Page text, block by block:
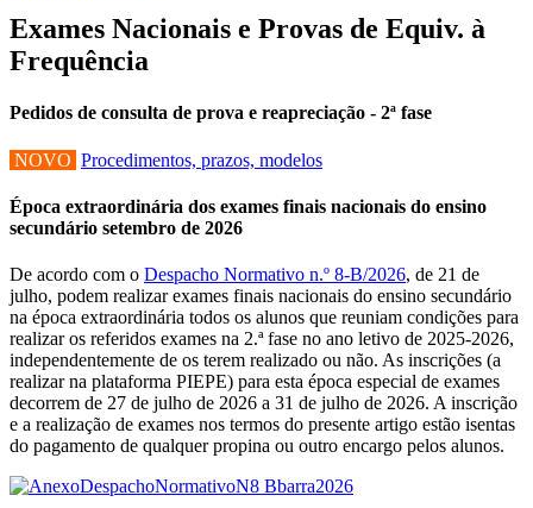
Exames Nacionais e Provas de Equiv. à
Frequência
Pedidos de consulta de prova e reapreciação - 2ª fase
NOVO Procedimentos, prazos, modelos
Época extraordinária dos exames finais nacionais do ensino
secundário setembro de 2026
De acordo com o Despacho Normativo n.º 8-B/2026, de 21 de
julho, podem realizar exames finais nacionais do ensino secundário
na época extraordinária todos os alunos que reuniam condições para
realizar os referidos exames na 2.ª fase no ano letivo de 2025-2026,
independentemente de os terem realizado ou não. As inscrições (a
realizar na plataforma PIEPE) para esta época especial de exames
decorrem de 27 de julho de 2026 a 31 de julho de 2026. A inscrição
e a realização de exames nos termos do presente artigo estão isentas
do pagamento de qualquer propina ou outro encargo pelos alunos.